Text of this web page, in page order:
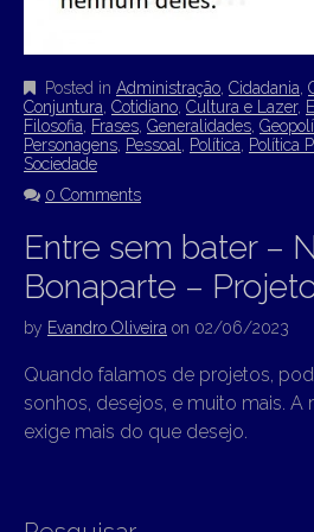
Posted in Administração Cidadania
Conjuntura Cotidiano Cultura e Lazer,
Filosofia
Frases Generalidades
Personagens Pessoal Política Política
Sociedade
0 Comments
Entre sem bater –
Bonaparte –
by Evandro Oliveira on 02/06/2023
Quando falamos de projetos,
sonhos, desejos, e muito mais. A
exige mais do que desejo.